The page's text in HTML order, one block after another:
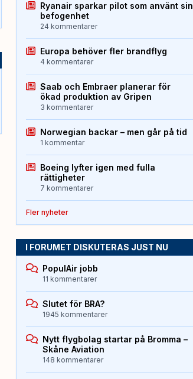
Ryanair sparkar pilot som använt sin
befogenhet
24 kommentarer
Europa behöver fler brandflyg
4 kommentarer
Saab och Embraer planerar för
ökad produktion av Gripen
3 kommentarer
Norwegian backar – men går på tid
1 kommentar
Boeing lyfter igen med fulla
rättigheter
7 kommentarer
Fler nyheter
I FORUMET DISKUTERAS JUST NU
PopulAir jobb
11 kommentarer
Slutet för BRA?
1945 kommentarer
Nytt flygbolag startar på Bromma –
Skåne Aviation
148 kommentarer